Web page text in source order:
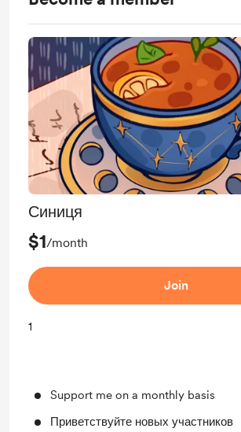
Синиця
$1/month
Join
1
Support me on a monthly basis
Приветствуйте новых участников